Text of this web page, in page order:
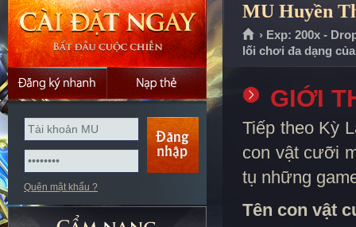
Quên mật khẩu ?
MU Huyền
› Exp: 200x -
lối chơi đa dạng
GIỚI
Tiếp theo Kỳ
con vật cưỡi
tụ những
Tên con vật